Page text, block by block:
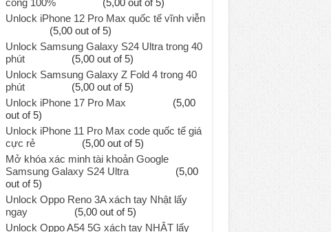
công 100%
(5,00 out of 5)
Unlock iPhone 12 Pro Max quốc tế vĩnh viễn
(5,00 out of 5)
Unlock Samsung Galaxy S24 Ultra trong 40
phút
(5,00 out of 5)
Unlock Samsung Galaxy Z Fold 4 trong 40
phút
(5,00 out of 5)
Unlock iPhone 17 Pro Max
(5,00
out of 5)
Unlock iPhone 11 Pro Max code quốc tế giá
cực rẻ
(5,00 out of 5)
Mở khóa xác minh tài khoản Google
Samsung Galaxy S24 Ultra
(5,00
out of 5)
Unlock Oppo Reno 3A xách tay Nhật lấy
ngay
(5,00 out of 5)
Unlock Oppo A54 5G xách tay NHẬT lấy